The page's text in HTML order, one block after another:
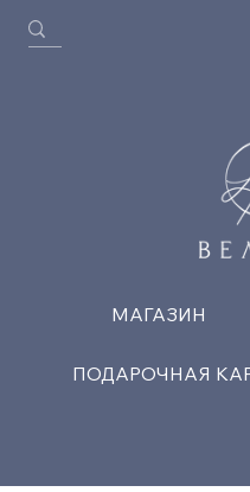
МАГАЗИН
ПОДАРОЧНАЯ